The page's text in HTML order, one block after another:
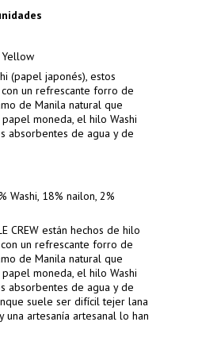
Yellow
(papel japonés), estos
un refrescante forro de
de Manila natural que
moneda, el hilo Washi
absorbentes de agua y de
Washi, 18% nailon, 2%
CREW están hechos de hilo
un refrescante forro de
de Manila natural que
moneda, el hilo Washi
absorbentes de agua y de
suele ser difícil tejer lana
una artesanía artesanal lo han